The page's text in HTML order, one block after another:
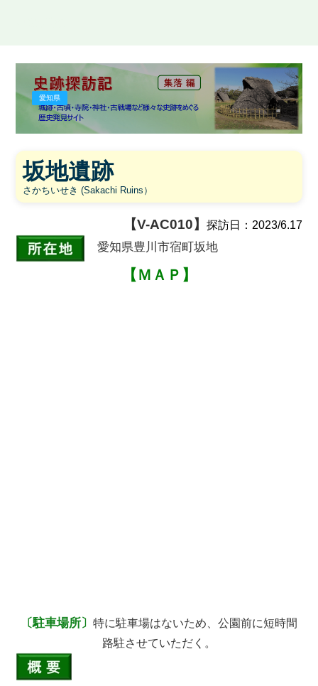
愛知県
坂地遺跡
さかちいせき (Sakachi Ruins）
【V-AC010】 探訪日：2023/6.17
愛知県豊川市宿町坂地
【ＭＡＰ】
〔駐車場所〕 特に駐車場はないため、公園前に短時間
路駐させていただく。